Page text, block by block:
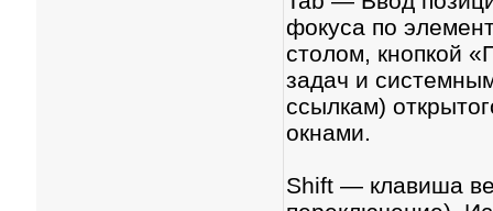
фокуса по
столом, кнопкой
задач и
ссылкам)
окнами.
Shift — клавиша